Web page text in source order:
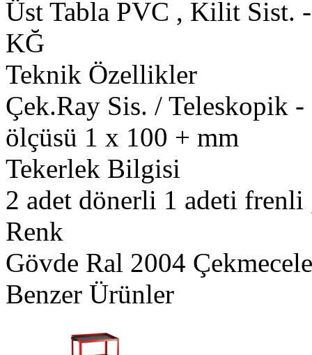
Üst Tabla PVC , Kilit Sist.
KĞ
Teknik Özellikler
Çek.Ray Sis. / Teleskopik
ölçüsü 1 x 100 + mm
Tekerlek Bilgisi
2 adet dönerli 1 adeti
Renk
Gövde Ral 2004
Benzer Ürünler